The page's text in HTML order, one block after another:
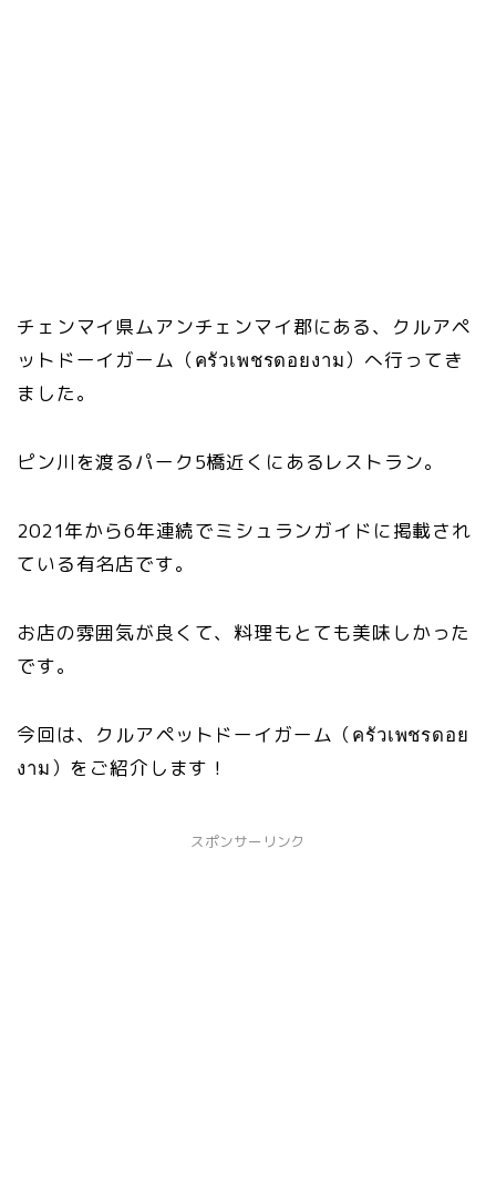
チェンマイ県ムアンチェンマイ郡にある、クルアペ
ットドーイガーム（ครัวเพชรดอยงาม）へ行ってき
ました。
ピン川を渡るパーク5橋近くにあるレストラン。
2021年から6年連続でミシュランガイドに掲載され
ている有名店です。
お店の雰囲気が良くて、料理もとても美味しかった
です。
今回は、クルアペットドーイガーム（ครัวเพชรดอย
งาม）をご紹介します！
スポンサーリンク